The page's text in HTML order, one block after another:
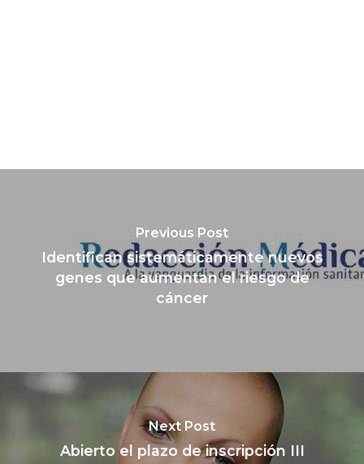
Previous Post
Identifican sistemáticamente nuevos
genes que aumentan el riesgo de
cáncer
Next Post
Abierto el plazo de inscripción III